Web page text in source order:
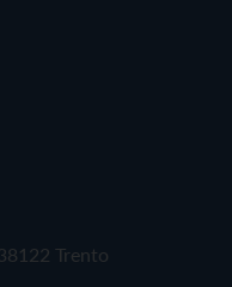
Trento